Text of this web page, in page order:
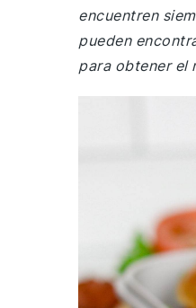
encuentren
pueden
para obtener el